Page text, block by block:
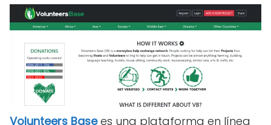
Volunteers Basees una plataforma en línea